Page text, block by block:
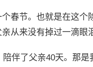
春节。也就是在这
亲从来没有掉过一滴
伴了父亲40天。那